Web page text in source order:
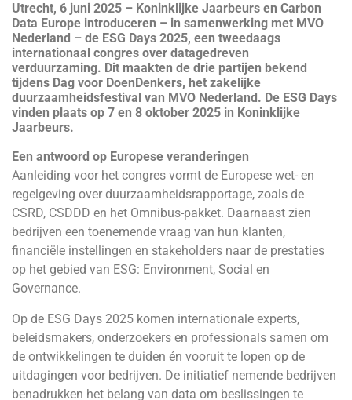
Utrecht, 6 juni 2025 – Koninklijke Jaarbeurs en Carbon
Data Europe introduceren – in samenwerking met MVO
Nederland – de ESG Days 2025, een tweedaags
internationaal congres over datagedreven
verduurzaming. Dit maakten de drie partijen bekend
tijdens Dag voor DoenDenkers, het zakelijke
duurzaamheidsfestival van MVO Nederland. De ESG Days
vinden plaats op 7 en 8 oktober 2025 in Koninklijke
Jaarbeurs.
Een antwoord op Europese veranderingen
Aanleiding voor het congres vormt de Europese wet- en
regelgeving over duurzaamheidsrapportage, zoals de
CSRD, CSDDD en het Omnibus-pakket. Daarnaast zien
bedrijven een toenemende vraag van hun klanten,
financiële instellingen en stakeholders naar de prestaties
op het gebied van ESG: Environment, Social en
Governance.
Op de ESG Days 2025 komen internationale experts,
beleidsmakers, onderzoekers en professionals samen om
de ontwikkelingen te duiden én vooruit te lopen op de
uitdagingen voor bedrijven. De initiatief nemende bedrijven
benadrukken het belang van data om beslissingen te